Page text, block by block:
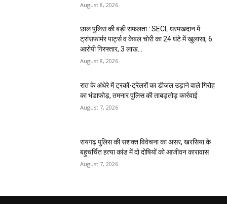
August 8, 2026
छाल पुलिस की बड़ी सफलता : SECL धरमखदान में
ट्रांसफार्मर पार्ट्स व केबल चोरी का 24 घंटे में खुलासा, 6
आरोपी गिरफ्तार, ₹3 लाख...
August 8, 2026
रात के अंधेरे में ट्रकों-ट्रेलरों का डीजल उड़ाने वाले गिरोह
का भंडाफोड़, तमनार पुलिस की ताबड़तोड़ कार्रवाई
August 7, 2026
रायगढ़ पुलिस की सशक्त विवेचना का असर, खरसिया के
बहुचर्चित हत्या कांड में दो दोषियों को आजीवन कारावास
August 7, 2026